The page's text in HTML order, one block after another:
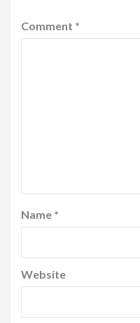
Comment *
Name *
Website